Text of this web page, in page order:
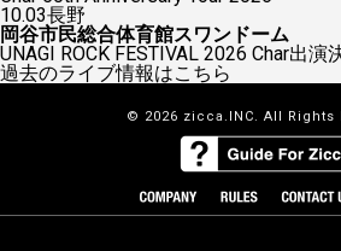
10.03長野
岡谷市民総合体育館スワンドーム
UNAGI ROCK FESTIVAL 2026 Char出演
過去のライブ情報はこちら
© 2026 zicca.INC. All Rights